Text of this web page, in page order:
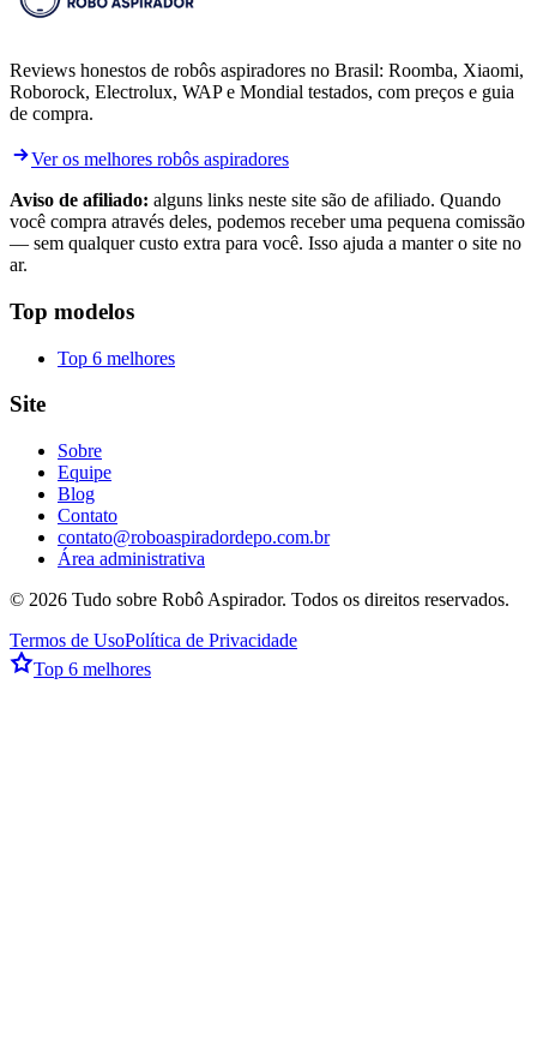
Reviews honestos de robôs aspiradores no Brasil: Roomba, Xiaomi,
Roborock, Electrolux, WAP e Mondial testados, com preços e guia
de compra.
Ver os melhores robôs aspiradores
Aviso de afiliado: alguns links neste site são de afiliado. Quando
você compra através deles, podemos receber uma pequena comissão
— sem qualquer custo extra para você. Isso ajuda a manter o site no
ar.
Top modelos
Top 6 melhores
Site
Sobre
Equipe
Blog
Contato
contato@roboaspiradordepo.com.br
Área administrativa
© 2026 Tudo sobre Robô Aspirador. Todos os direitos reservados.
Termos de UsoPolítica de Privacidade
Top 6 melhores